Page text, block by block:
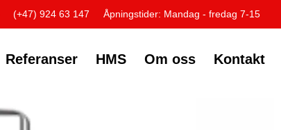
(+47) 924 63 147 Åpningstider: Mandag - fredag 7-15
Referanser HMS Om oss Kontakt